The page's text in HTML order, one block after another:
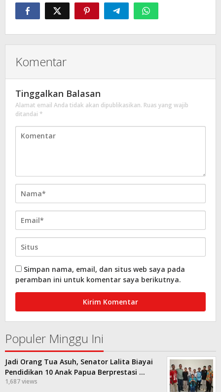
Komentar
Tinggalkan Balasan
Alamat email Anda tidak akan dipublikasikan. Ruas yang wajib
ditandai *
Simpan nama, email, dan situs web saya pada
peramban ini untuk komentar saya berikutnya.
Populer Minggu Ini
Jadi Orang Tua Asuh, Senator Lalita Biayai
Pendidikan 10 Anak Papua Berprestasi …
1,687 views